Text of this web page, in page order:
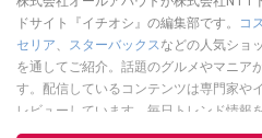
ドサイト『イチオシ』の編集部です。
コ
セリア、 スターバックスなどの人気ショ
を通してご紹介。話題のグルメやマニア
す。配信しているコンテンツは専門家や
レビューしています。毎日トレンド情報
ニュースでフォローしてください！